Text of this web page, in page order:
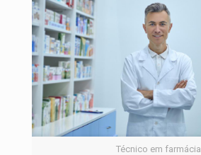
Técnico em farmácia